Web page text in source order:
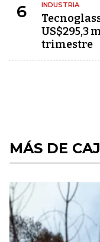
6 INDUSTRIA
US$295,3
trimestre
MÁS DE